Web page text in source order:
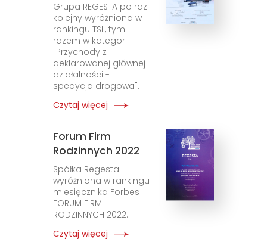
Grupa REGESTA po raz
kolejny wyróżniona w
rankingu TSL, tym
razem w kategorii
"Przychody z
deklarowanej głównej
działalności -
spedycja drogowa".
Czytaj więcej
Forum Firm
Rodzinnych 2022
Spółka Regesta
wyróżniona w rankingu
miesięcznika Forbes
FORUM FIRM
RODZINNYCH 2022.
Czytaj więcej